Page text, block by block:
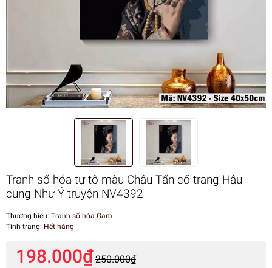
Tranh số hóa tự tô màu Châu Tấn cổ trang Hậu
cung Như Ý truyện NV4392
Thương hiệu: Tranh số hóa Gam
Tình trạng: Hết hàng
198.000₫ 250.000₫